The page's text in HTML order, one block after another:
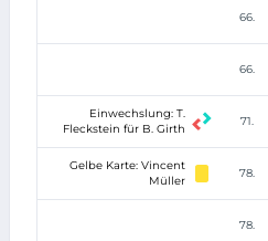
66.
66.
Einwechslung: T.
Fleckstein für B. Girth
71.
Gelbe Karte: Vincent
Müller
78.
78.